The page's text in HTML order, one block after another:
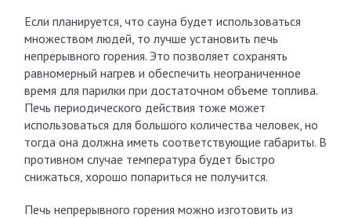
Если планируется, что сауна будет использоваться
множеством людей, то лучше установить печь
непрерывного горения. Это позволяет сохранять
равномерный нагрев и обеспечить неограниченное
время для парилки при достаточном объеме топлива.
Печь периодического действия тоже может
использоваться для большого количества человек, но
тогда она должна иметь соответствующие габариты. В
противном случае температура будет быстро
снижаться, хорошо попариться не получится.
Печь непрерывного горения можно изготовить из